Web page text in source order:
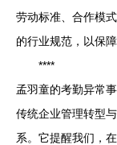
劳动标准、合作模
的行业规范，以保
****
孟羽童的考勤异常
传统企业管理转型
系。它提醒我们，